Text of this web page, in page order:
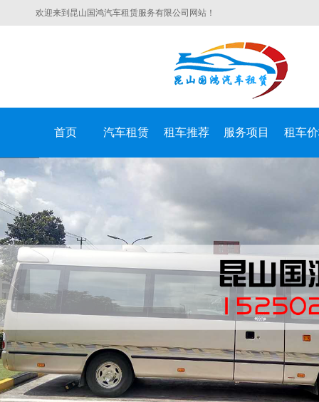
欢迎来到昆山国鸿汽车租赁服务有限公司网站！
昆山国鸿汽车租赁服务有限公司
首页 汽车租赁 租车推荐 服务项目 租车